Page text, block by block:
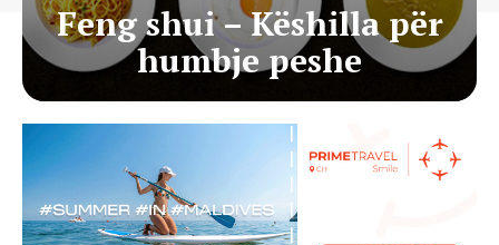
Feng shui – Këshilla për
humbje peshe